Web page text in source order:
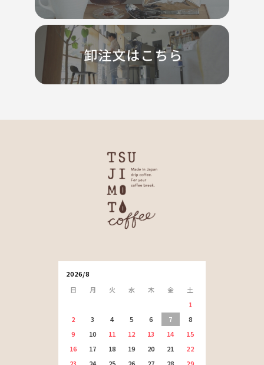
2026/8
日
月 火 水 木 金
土
1
2
3 4 5 6 7
8
9
10 11 12 13 14
15
16
17 18 19 20 21
22
23
24 25 26 27 28 29